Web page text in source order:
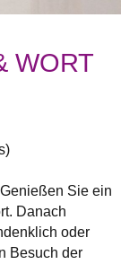
WORT
Sie ein
Danach
oder
Besuch der